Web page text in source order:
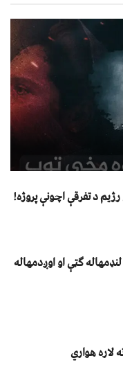
د تفرقې اچونې پروژه!
ګټې او اوږدمهاله
لاره هواري